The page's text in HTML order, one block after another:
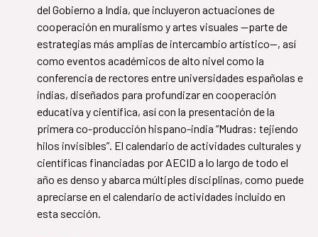
del Gobierno a India, que incluyeron actuaciones de
cooperación en muralismo y artes visuales —parte de
estrategias más amplias de intercambio artístico—, así
como eventos académicos de alto nivel como la
conferencia de rectores entre universidades españolas e
indias, diseñados para profundizar en cooperación
educativa y científica, así con la presentación de la
primera co-producción hispano-india “Mudras: tejiendo
hilos invisibles”. El calendario de actividades culturales y
científicas financiadas por AECID a lo largo de todo el
año es denso y abarca múltiples disciplinas, como puede
apreciarse en el calendario de actividades incluido en
esta sección.